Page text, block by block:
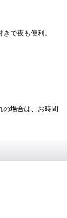
で夜も便利。
の場合は、お時間